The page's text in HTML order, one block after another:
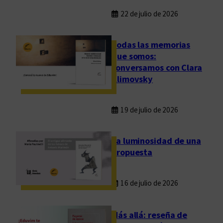
22 de julio de 2026
Todas las memorias
que somos:
conversamos con Clara
Klimovsky
19 de julio de 2026
La luminosidad de una
propuesta
16 de julio de 2026
Más allá: reseña de